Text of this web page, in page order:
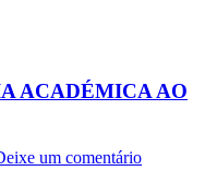
ACADÉMICA AO
um comentário